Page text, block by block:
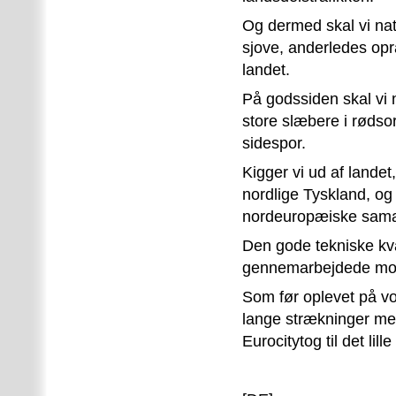
Og dermed skal vi
sjove, anderledes
landet.
På godssiden skal vi
store slæbere i
sidespor.
Kigger vi ud af
nordlige Tyskland,
nordeuropæiske
Den gode tekniske
gennemarbejdede
Som før oplevet på
lange strækninger
Eurocitytog til det